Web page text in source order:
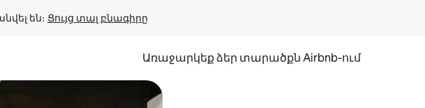
են։ Ցույց տալ բնագիրը
Առաջարկեք ձեր տարածքն Airbnb-ում